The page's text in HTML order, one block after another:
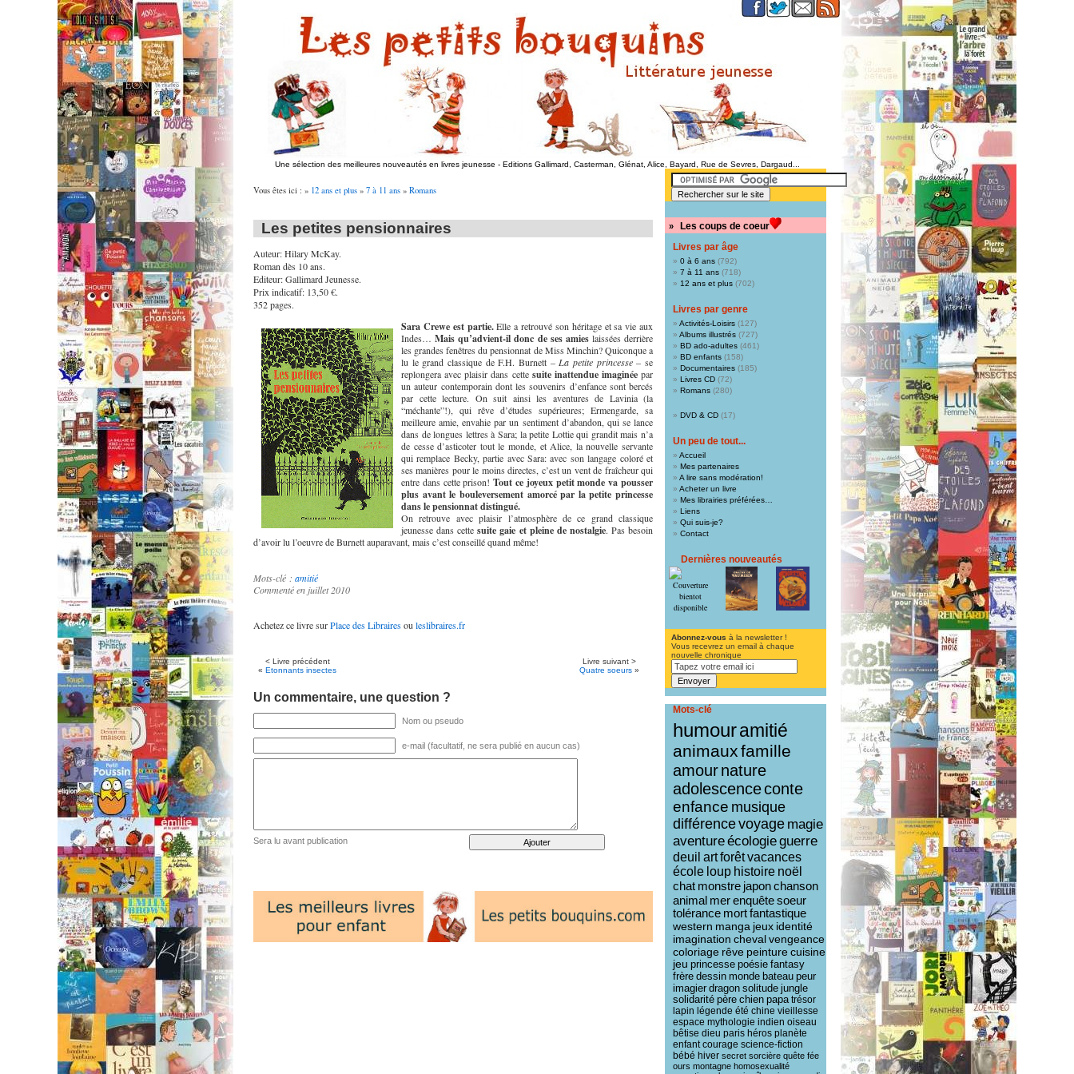
Une sélection des meilleures nouveautés en livres jeunesse - Editions Gallimard, Casterman, Glénat, Alice, Bayard, Rue de Sevres, Dargaud...
Vous êtes ici : » 12 ans et plus » 7 à 11 ans » Romans
Les petites pensionnaires
Auteur: Hilary McKay.
Roman dès 10 ans.
Editeur: Gallimard Jeunesse.
Prix indicatif: 13,50 €.
352 pages.
Sara Crewe est partie.Elle a retrouvé son héritage et sa vie aux
Indes…Mais qu’advient-il donc de ses amieslaissées derrière
les grandes fenêtres du pensionnat de Miss Minchin? Quiconque a
lu le grand classique de F.H. Burnett – La petite princesse– se
replongera avec plaisir dans cette suite inattendue imaginéepar
un auteur contemporain dont les souvenirs d’enfance sont bercés
par cette lecture. On suit ainsi les aventures de Lavinia (la
“méchante”!), qui rêve d’études supérieures; Ermengarde, sa
meilleure amie, envahie par un sentiment d’abandon, qui se lance
dans de longues lettres à Sara; la petite Lottie qui grandit mais n’a
de cesse d’asticoter tout le monde, et Alice, la nouvelle servante
qui remplace Becky, partie avec Sara: avec son langage coloré et
ses manières pour le moins directes, c’est un vent de fraîcheur qui
entre dans cette prison!Tout ce joyeux petit monde va pousser
plus avant le bouleversement amorcé par la petite princesse
dans le pensionnat distingué.
On retrouve avec plaisir l’atmosphère de ce grand classique
jeunesse dans cettesuite gaie et pleine de nostalgie. Pas besoin
d’avoir lu l’oeuvre de Burnett auparavant, mais c’est conseillé quand même!
Mots-clé : amitié
Commenté en juillet 2010
Achetez ce livre surPlace des Librairesou leslibraires.fr
< Livre précédent
« Etonnants insectes
Livre suivant >
Quatre soeurs»
Un commentaire, une question ?
Nom ou pseudo
e-mail (facultatif, ne sera publié en aucun cas)
Sera lu avant publication
»
Les coups de coeur
Livres par âge
0 à 6 ans (792)
7 à 11 ans (718)
12 ans et plus (702)
Livres par genre
Activités-Loisirs (127)
Albums illustrés (727)
BD ado-adultes (461)
BD enfants (158)
Documentaires (185)
Livres CD (72)
Romans (280)
DVD & CD (17)
Un peu de tout...
Accueil
Mes partenaires
A lire sans modération!
Acheter un livre
Mes librairies préférées…
Liens
Qui suis-je?
Contact
Dernières nouveautés
Abonnez-vous à la newsletter !
Vous recevrez un email à chaque
nouvelle chronique
Mots-clé
humouramitié
animauxfamille
amournature
adolescenceconte
enfance musique
différencevoyage magie
aventureécologieguerre
deuil artforêtvacances
école loup histoire noël
chat monstre japonchanson
animal merenquêtesoeur
tolérance mortfantastique
western manga jeux identité
imagination chevalvengeance
coloriage rêve peinture cuisine
jeu princesse poésie fantasy
frère dessin monde bateau peur
imagier dragon solitude jungle
solidarité père chien papa trésor
lapin légende été chine vieillesse
espace mythologie indien oiseau
bêtise dieu paris héros planète
enfant courage science-fiction
bébé hiver secret sorcière quête fée
ours montagne homosexualité